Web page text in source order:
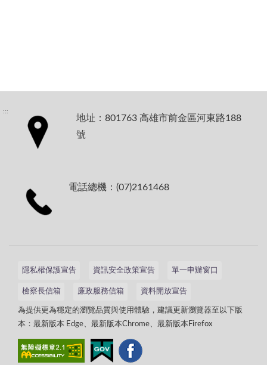
:::
地址：801763 高雄市前金區河東路188
號
電話總機：(07)2161468
隱私權保護宣告 資訊安全政策宣告 單一申辦窗口
檢察長信箱 廉政服務信箱 資料開放宣告
為提供更為穩定的瀏覽品質與使用體驗，建議更新瀏覽器至以下版
本：最新版本 Edge、最新版本Chrome、最新版本Firefox